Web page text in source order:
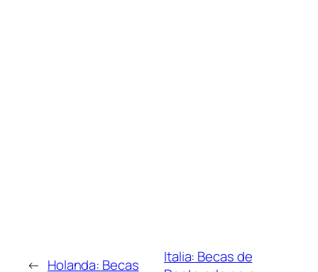
← Holanda: Becas
Italia: Becas de